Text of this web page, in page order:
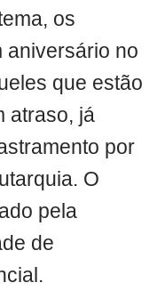
os
aniversário no
que estão
atraso, já
por
O
pela
de